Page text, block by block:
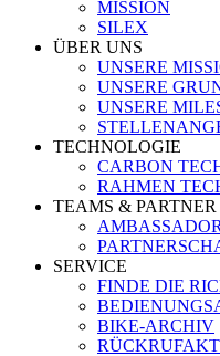
MISSION
SILEX
ÜBER UNS
UNSERE
UNSERE
UNSERE
TECHNOLOGIE
CARBON
RAHMEN
TEAMS & PARTNER
SERVICE
FINDE DIE
BIKE-ARCHIV